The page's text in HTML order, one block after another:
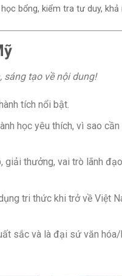
bổng, kiểm tra tư duy,
sáng tạo về nội dung!
tích nổi bật.
học yêu thích, vì sao
giải thưởng, vai trò lãnh
tri thức khi trở về Việt
sắc và là đại sứ văn